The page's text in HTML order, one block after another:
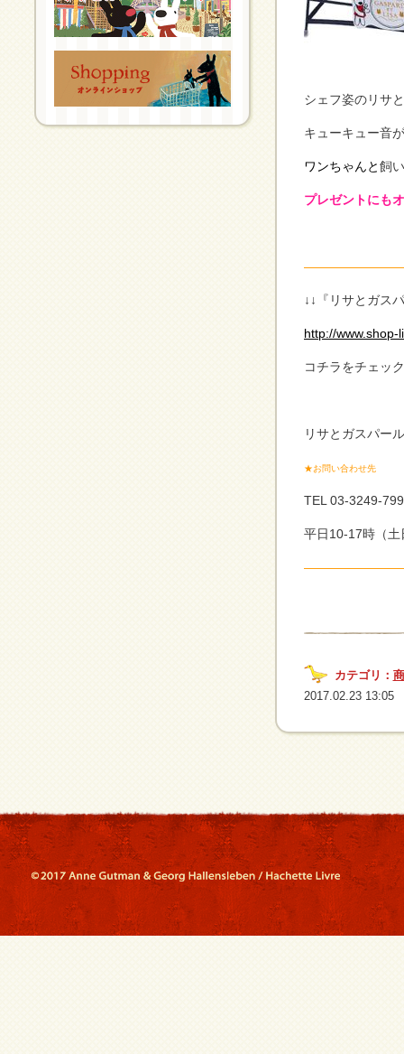
シェフ姿のリサ
キューキュー音
ワンちゃんと飼
プレゼントにも
↓↓『リサとガス
http://
コチラをチェッ
リサとガスパー
★お問い合わせ先
TEL 03-3249-
平日10-17時（土
カテゴリ：
2017.02.23 13:05